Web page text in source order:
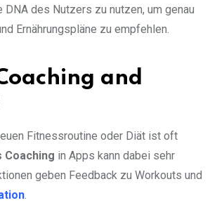
DNA des Nutzers zu nutzen, um genau
Ernährungspläne zu empfehlen.
and
Fitnessroutine oder Diät ist oft
Coaching in Apps kann dabei sehr
geben Feedback zu Workouts und